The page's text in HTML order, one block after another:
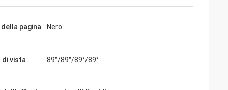
pagina Nero
di vista 89°/89°/89°/89°